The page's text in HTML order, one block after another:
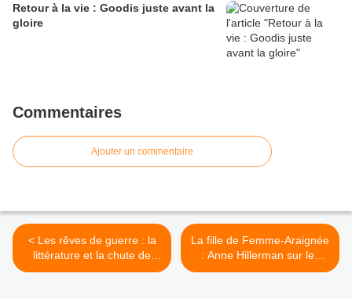
Retour à la vie : Goodis juste avant la
gloire
Commentaires
Ajouter un commentaire
< Les rêves de guerre : la
littérature et la chute de
l'Homme par François
La fille de Femme-Araignée
: Anne Hillerman sur les
traces de son illustre père >